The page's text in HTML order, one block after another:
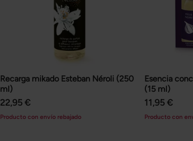
Recarga mikado Esteban Néroli (250
ml)
22,95 €
Producto con envío rebajado
Esencia
(15 ml)
11,95 €
Producto con